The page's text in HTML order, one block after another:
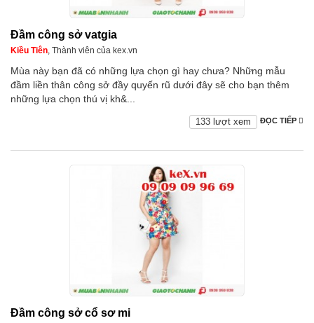
Đầm công sở vatgia
Kiều Tiên, Thành viên của kex.vn
Mùa này bạn đã có những lựa chọn gì hay chưa? Những mẫu
đầm liền thân công sở đầy quyến rũ dưới đây sẽ cho bạn thêm
những lựa chọn thú vị kh&...
ĐỌC TIẾP
133 lượt xem
Đầm công sở cổ sơ mi